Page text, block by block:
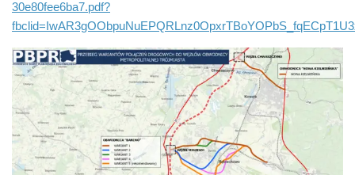
30e80fee6ba7.pdf?